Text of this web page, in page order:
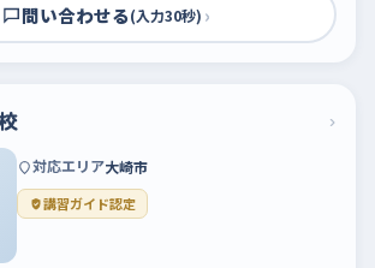
問い合わせる(入力30秒) ›
›
対応エリア大崎市
講習ガイド認定